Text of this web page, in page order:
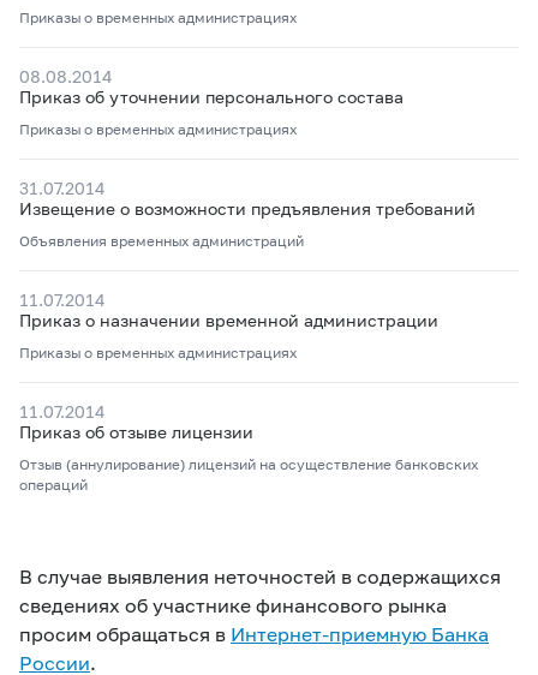
Приказы о временных администрациях
08.08.2014
Приказ об уточнении персонального состава
Приказы о временных администрациях
31.07.2014
Извещение о возможности предъявления требований
Объявления временных администраций
11.07.2014
Приказ о назначении временной администрации
Приказы о временных администрациях
11.07.2014
Приказ об отзыве лицензии
Отзыв (аннулирование) лицензий на осуществление банковских
операций
В случае выявления неточностей в содержащихся
сведениях об участнике финансового рынка
просим обращаться в Интернет-приемную Банка
России.